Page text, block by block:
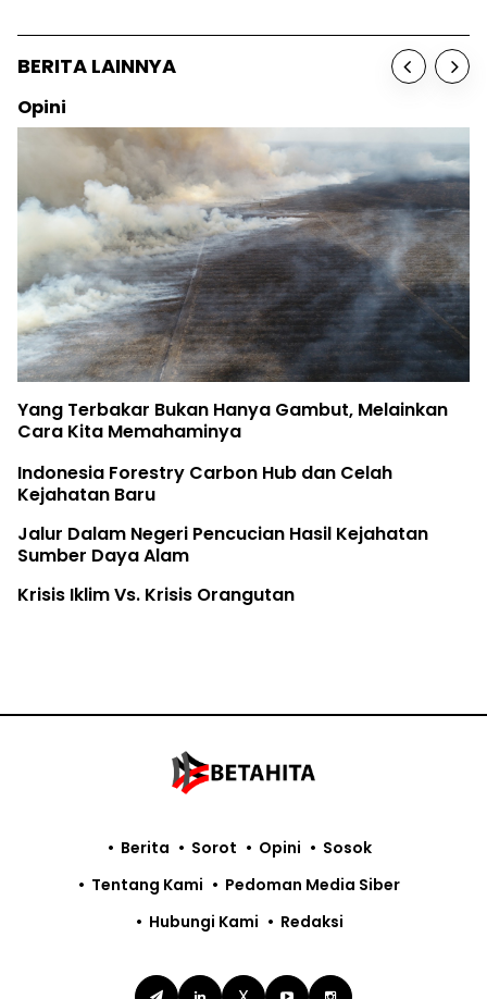
BERITA LAINNYA
Bukan Hanya Gambut, Melainkan
Carbon Hub dan Celah
Pencucian Hasil Kejahatan
Orangutan
Birute
Rifya
Berita Sorot Opini
Sosok
Tentang Kami
Pedoman Media Siber
Hubungi Kami
Redaksi